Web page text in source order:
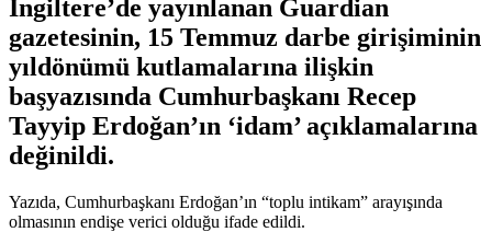
İngiltere’de yayınlanan Guardian
gazetesinin, 15 Temmuz darbe girişiminin
yıldönümü kutlamalarına ilişkin
başyazısında Cumhurbaşkanı Recep
Tayyip Erdoğan’ın ‘idam’ açıklamalarına
değinildi.
Yazıda, Cumhurbaşkanı Erdoğan’ın “toplu intikam” arayışında
olmasının endişe verici olduğu ifade edildi.